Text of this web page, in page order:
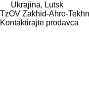
Ukrajina, Lutsk
TzOV Zakhid-Ahro-
Kontaktirajte prodavca